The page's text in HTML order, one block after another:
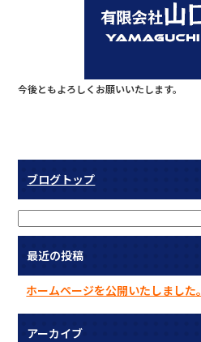
今後ともよろしくお願いいたします。
ブログトップ
最近の投稿
ホームページを公開いたしました。
アーカイブ